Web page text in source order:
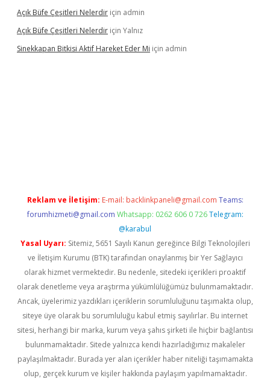
Açık Büfe Çeşitleri Nelerdir için admin
Açık Büfe Çeşitleri Nelerdir için Yalnız
Sinekkapan Bitkisi Aktif Hareket Eder Mi için admin
Reklam ve İletişim: E-mail: backlinkpaneli@gmail.com Teams:
forumhizmeti@gmail.com Whatsapp: 0262 606 0 726 Telegram:
@karabul
Yasal Uyarı: Sitemiz, 5651 Sayılı Kanun gereğince Bilgi Teknolojileri
ve İletişim Kurumu (BTK) tarafından onaylanmış bir Yer Sağlayıcı
olarak hizmet vermektedir. Bu nedenle, sitedeki içerikleri proaktif
olarak denetleme veya araştırma yükümlülüğümüz bulunmamaktadır.
Ancak, üyelerimiz yazdıkları içeriklerin sorumluluğunu taşımakta olup,
siteye üye olarak bu sorumluluğu kabul etmiş sayılırlar. Bu internet
sitesi, herhangi bir marka, kurum veya şahıs şirketi ile hiçbir bağlantısı
bulunmamaktadır. Sitede yalnızca kendi hazırladığımız makaleler
paylaşılmaktadır. Burada yer alan içerikler haber niteliği taşımamakta
olup, gerçek kurum ve kişiler hakkında paylaşım yapılmamaktadır.